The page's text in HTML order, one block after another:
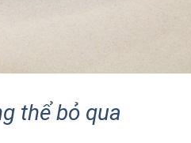
thể bỏ qua